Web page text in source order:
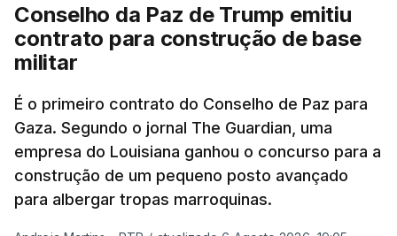
Conselho da Paz de Trump emitiu
contrato para construção de base
militar
É o primeiro contrato do Conselho de Paz para
Gaza. Segundo o jornal The Guardian, uma
empresa do Louisiana ganhou o concurso para a
construção de um pequeno posto avançado
para albergar tropas marroquinas.